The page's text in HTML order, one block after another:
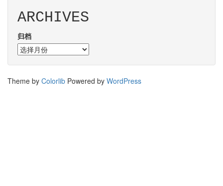
ARCHIVES
归档
Theme by Colorlib Powered by WordPress